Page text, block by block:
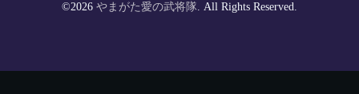
©2026 やまがた愛の武将隊. All Rights Reserved.